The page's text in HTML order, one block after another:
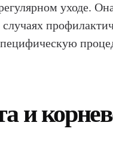
уходе.
и